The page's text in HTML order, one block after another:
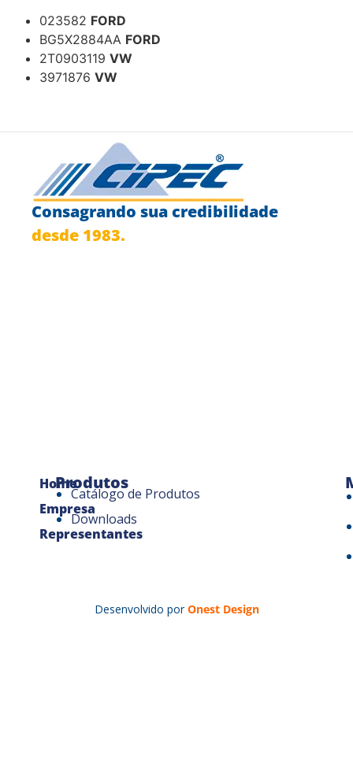
023582 FORD
BG5X2884AA FORD
2T0903119 VW
3971876 VW
Consagrando sua credibilidade
desde 1983.
Home
Empresa
Representantes
Produtos
Catálogo de Produtos
Downloads
Desenvolvido por Onest Design